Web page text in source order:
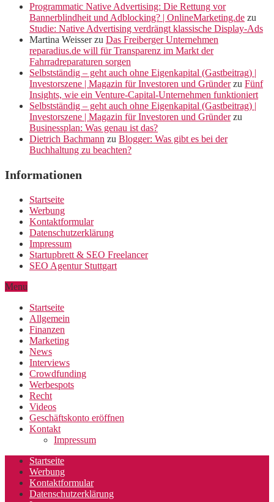
Programmatic Native Advertising: Die Rettung vor
Bannerblindheit und Adblocking? | OnlineMarketing.de zu
Studie: Native Advertising verdrängt klassische Display-Ads
Martina Weisserzu Das Freiberger Unternehmen
reparadius.de will für Transparenz im Markt der
Fahrradreparaturen sorgen
Selbstständig – geht auch ohne Eigenkapital (Gastbeitrag) |
Investorszene | Magazin für Investoren und Gründerzu Fünf
Insights, wie ein Venture-Capital-Unternehmen funktioniert
Selbstständig – geht auch ohne Eigenkapital (Gastbeitrag) |
Investorszene | Magazin für Investoren und Gründerzu
Businessplan: Was genau ist das?
Dietrich Bachmann zu Blogger: Was gibt es bei der
Buchhaltung zu beachten?
Informationen
Startseite
Werbung
Kontaktformular
Datenschutzerklärung
Impressum
Startupbrett & SEO Freelancer
SEO Agentur Stuttgart
Menu
Startseite
Allgemein
Finanzen
Marketing
News
Interviews
Crowdfunding
Werbespots
Recht
Videos
Geschäftskonto eröffnen
Kontakt
Impressum
Startseite
Werbung
Kontaktformular
Datenschutzerklärung